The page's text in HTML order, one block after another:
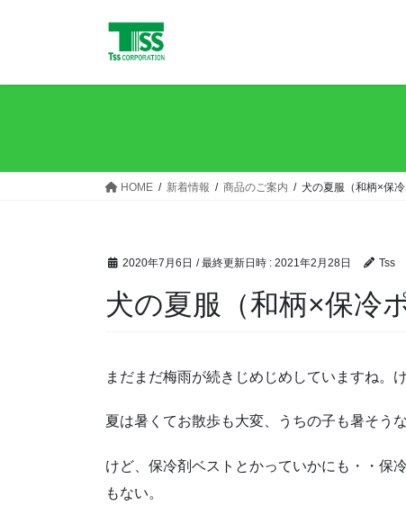
HOME 新着情報 商品のご案内 犬の夏服（和柄×保冷
2020年7月6日 / 最終更新日時 : 2021年2月28日 Tss
犬の夏服（和柄×保冷
まだまだ梅雨が続きじめじめしていますね。
夏は暑くてお散歩も大変、うちの子も暑そう
けど、保冷剤ベストとかっていかにも・・保
もない。